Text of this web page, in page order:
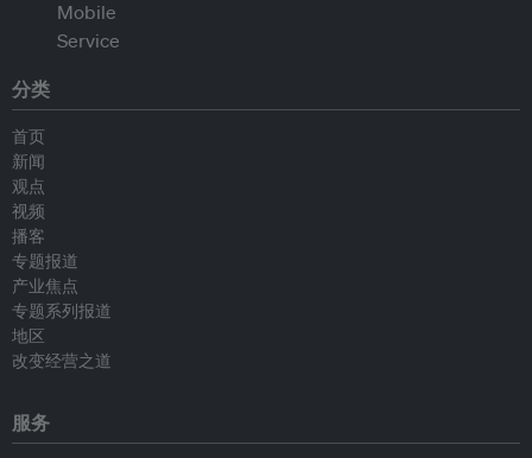
分类
首页
新闻
观点
视频
播客
专题报道
产业焦点
专题系列报道
地区
改变经营之道
服务